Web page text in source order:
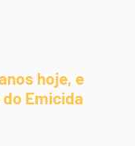
hoje, e
Emicida